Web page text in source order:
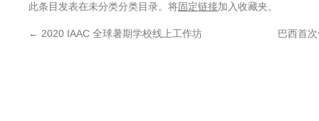
此条目发表在未分类分类目录。将固定链接加入收藏夹。
← 2020 IAAC 全球暑期学校线上工作坊 巴西首